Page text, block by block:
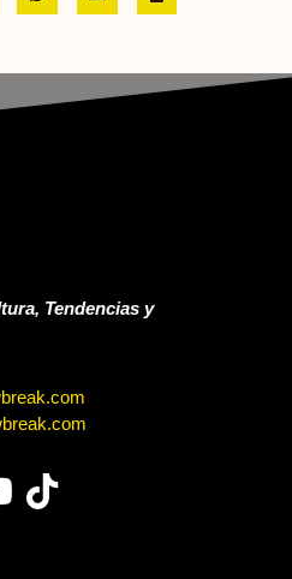
Tendencias y